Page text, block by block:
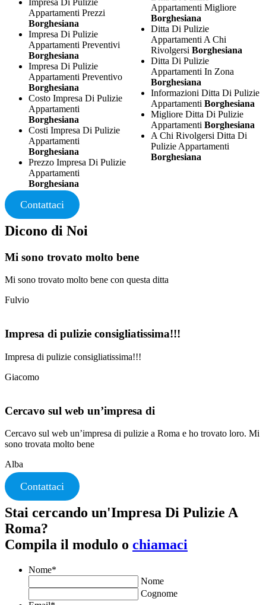
Impresa Di Pulizie
Appartamenti Prezzi
Borghesiana
Impresa Di Pulizie
Appartamenti Preventivi
Borghesiana
Impresa Di Pulizie
Appartamenti Preventivo
Borghesiana
Costo Impresa Di Pulizie
Appartamenti
Borghesiana
Costi Impresa Di Pulizie
Appartamenti
Borghesiana
Prezzo Impresa Di Pulizie
Appartamenti
Borghesiana
Appartamenti Migliore
Borghesiana
Ditta Di Pulizie
Appartamenti A Chi
RivolgersiBorghesiana
Ditta Di Pulizie
Appartamenti In Zona
Borghesiana
Informazioni Ditta Di Pulizie
AppartamentiBorghesiana
Migliore Ditta Di Pulizie
AppartamentiBorghesiana
A Chi Rivolgersi Ditta Di
Pulizie Appartamenti
Borghesiana
Contattaci
Dicono di Noi
Mi sono trovato molto bene
Mi sono trovato molto bene con questa ditta
Fulvio
Impresa di pulizie consigliatissima!!!
Impresa di pulizie consigliatissima!!!
Giacomo
Cercavo sul web un’impresa di
Cercavo sul web un’impresa di pulizie a Roma e ho trovato loro. Mi
sono trovata molto bene
Alba
Contattaci
Stai cercando un'Impresa Di Pulizie A
Roma?
Compila il modulo o chiamaci
Nome*
Nome
Cognome